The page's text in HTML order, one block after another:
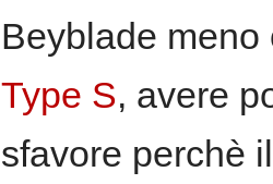
Beyblade
Type S, avere
sfavore perchè